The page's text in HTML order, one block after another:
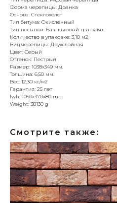
Форма черепицы: Дранка
Основа: Стеклохолст
Тип битума: Окисленный
Тип посыпки: Базальтовый гранулят
Количество в упаковке: 3,10 м2
Вид черепицы: Двухслойная
Цвет: Серый
Оттенок: Пестрый
Размер: 1038x349 мм.
Толщина: 6,50 мм.
Вес: 12,30 кг/м2
Гарантия: 25 лет
lwh: 1050x370x80 mm
Weight: 38130 g
Смотрите также: